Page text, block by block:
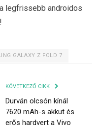
legfrissebb androidos
GALAXY Z FOLD 7
KÖVETKEZŐ CIKK
Durván olcsón kínál
7620 mAh-s akkut és
erős hardvert a Vivo